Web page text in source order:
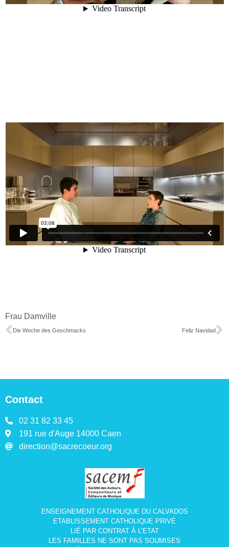
Frau Damville
Die Woche des Geschmacks Feliz Navidad
Contact
02 31 82 33 45
191 rue d'Auge 14000 Caen
direction@sacrecoeur.org
ENSEIGNEMENT CATHOLIQUE DU CALVADOS
ETABLISSEMENT CATHOLIQUE PRIVÉ
LIÉ PAR CONTRAT À L’ETAT
LES FAMILLES NE SONT PAS SOUMISES